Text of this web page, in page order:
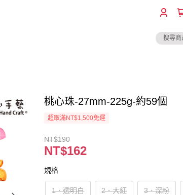
桃心珠-27mm-225g-約59個
超取滿NT$1,500免運
NT$190
NT$162
規格
1．透明白 2．大紅 3．深粉